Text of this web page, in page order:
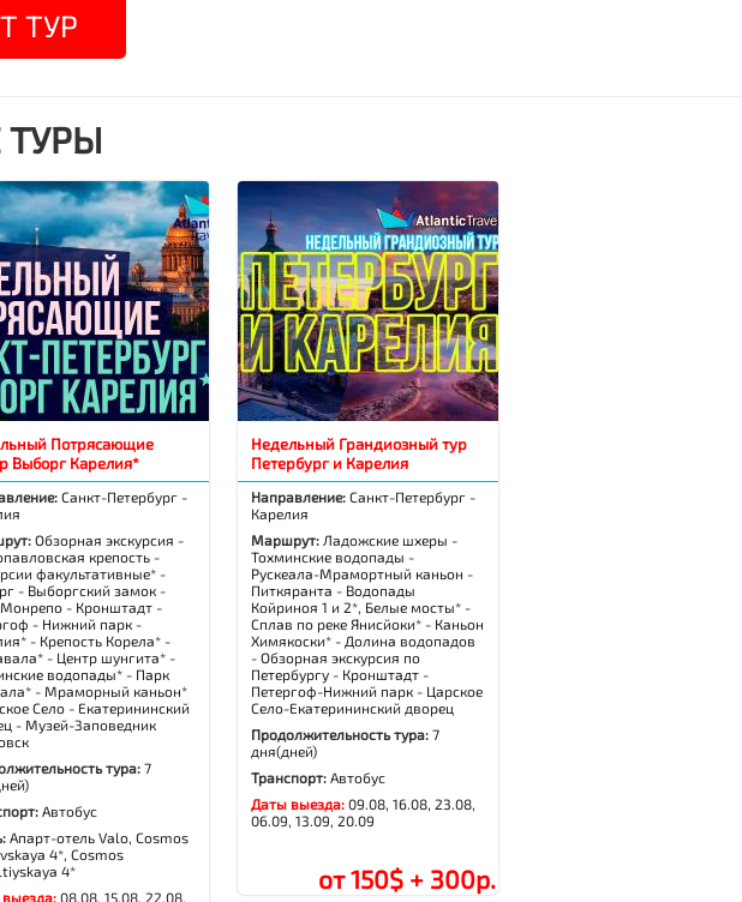
ТУР
ТУРЫ
Потрясающие
Выборг Карелия*
Санкт-Петербург -
Обзорная экскурсия -
крепость -
факультативные* -
- Выборгский замок -
- Кронштадт -
- Нижний парк -
- Крепость Корела* -
- Центр шунгита* -
водопады* - Парк
- Мраморный каньон*
Село - Екатерининский
- Музей-Заповедник
тура: 7
Автобус
Апарт-отель Valo, Cosmos
4*, Cosmos
4*
08.08, 15.08, 22.08,
Недельный Грандиозный тур
Петербург и Карелия
Направление:Санкт-Петербург -
Карелия
Маршрут: Ладожские шхеры -
Тохминские водопады -
Рускеала-Мрамортный каньон -
Питкяранта - Водопады
Койриноя 1 и 2*, Белые мосты* -
Сплав по реке Янисйоки* - Каньон
Химякоски* - Долина водопадов
- Обзорная экскурсия по
Петербургу - Кронштадт -
Петергоф-Нижний парк - Царское
Село-Екатерининский дворец
Продолжительность тура:7
дня(дней)
Транспорт: Автобус
Даты выезда:09.08, 16.08, 23.08,
06.09, 13.09, 20.09
от 150$ + 300р.